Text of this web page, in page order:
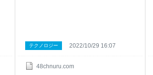
48chnuru.com
テクノロジー 2022/10/29 16:07